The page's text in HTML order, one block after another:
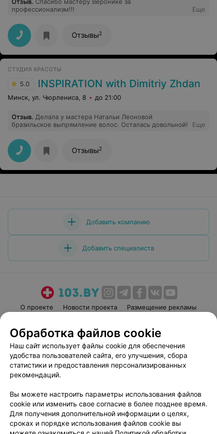
профессионализм!!!
Еще
Отзывы2
СТУДИЯ КРАСОТЫ
5.0 INSPIRATION with Dimitriy Zhdan
Минск, ул. Чюрлениса, 8 до 21:00
Отзыв. Делала у мастера Натальи Леоновой
бразильское выпрямление волос. Осталась довольной!
Еще
Отзывы2
Добавить компанию
Добавить специалиста
О проекте Новости проекта
Размещение рекламы
Пользовательское соглашение
Способы оплаты
Вакансии
Партнеры
Написать руководителю 103.by
Обработка персональных данных
Обработка файлов cookie
Наш сайт использует файлы cookie для обеспечения
удобства пользователей сайта, его улучшения, сбора
статистики и предоставления персонализированных
рекомендаций.
Вы можете настроить параметры использования файлов
cookie или изменить свое согласие в более позднее время.
Для получения дополнительной информации о целях,
сроках и порядке использования файлов cookie вы